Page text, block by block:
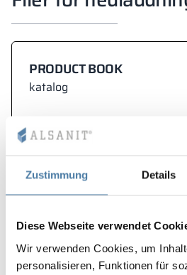
Zustimmung Details
Diese Webseite verwendet
Wir verwenden Cookies, um
personalisieren, Funktionen für
PRODUCT BOOK
katalog
Beskrivning